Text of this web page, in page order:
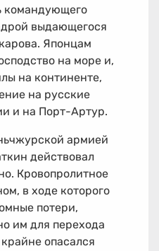
командующего
выдающегося
Японцам
на море и,
на континенте,
на русские
и на Порт-Артур.
армией
действовал
Кровопролитное
в ходе которого
потери,
им для перехода
опасался